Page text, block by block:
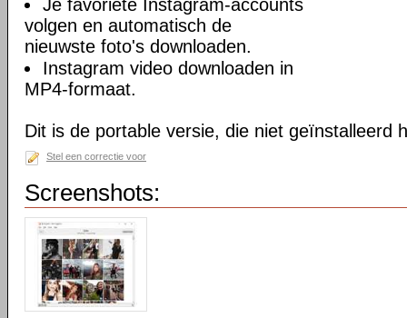
Je favoriete Instagram-accounts
volgen en automatisch de
nieuwste foto's downloaden.
Instagram video downloaden in
MP4-formaat.
Dit is de portable versie, die niet geïnstalleerd
Stel een correctie voor
Screenshots: